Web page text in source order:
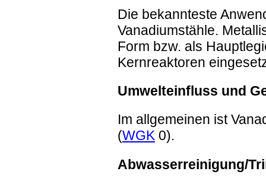
Die bekannteste
Vanadiumstähle.
Form bzw. als
Kernreaktoren
Umwelteinfluss und
Im allgemeinen ist
(WGK 0).
Abwasserreinigung/